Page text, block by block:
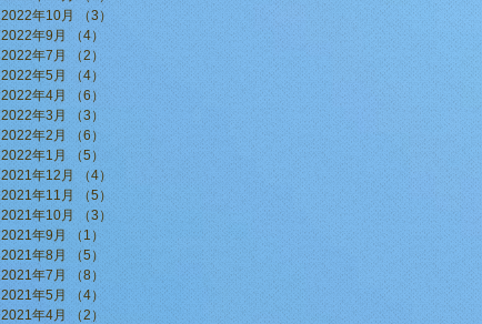
2022年10月
（3） 3件の記事
2022年9月 （4）
4件の記事
2022年7月 （2）
2件の記事
2022年5月
（4） 4件の記事
2022年4月 （6）
6件の記事
2022年3月
（3） 3件の記事
2022年2月 （6）
6件の記事
2022年1月
（5）
5件の記事
2021年12月
（4） 4件の記事
2021年11月
（5） 5件の記事
2021年10月
（3）
3件の記事
2021年9月
（1） 1件の記事
2021年8月
（5）
5件の記事
2021年7月
（8） 8件の記事
2021年5月
（4）4件の記事
2021年4月 （2）
2件の記事